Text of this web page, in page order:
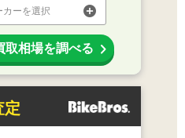
カーを選択
取相場を調べる
定